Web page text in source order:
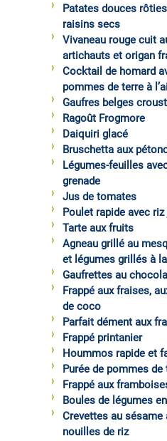
Patates douces
raisins secs
Vivaneau rouge cuit
artichauts et origan
Cocktail de homard
pommes de terre à
Gaufres belges
Ragoût Frogmore
Daiquiri glacé
Bruschetta aux
Légumes-feuilles
grenade
Jus de tomates
Poulet rapide avec riz
Tarte aux fruits
Agneau grillé au
et légumes grillés à
Gaufrettes au
Frappé aux fraises,
de coco
Parfait dément aux
Frappé printanier
Hoummos rapide et
Purée de pommes
Frappé aux
Boules de légumes
Crevettes au
nouilles de riz